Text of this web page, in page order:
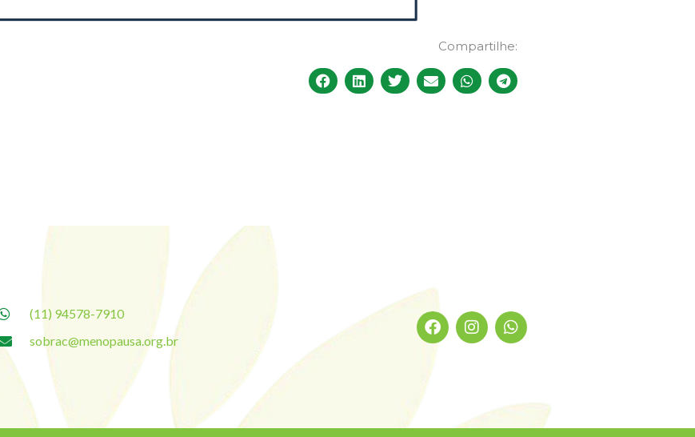
Compartilhe:
(11) 94578-7910
sobrac@menopausa.org.br